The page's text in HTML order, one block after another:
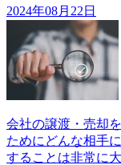
2024年08月22日
会社の譲渡・売却
ためにどんな相手
することは非常に